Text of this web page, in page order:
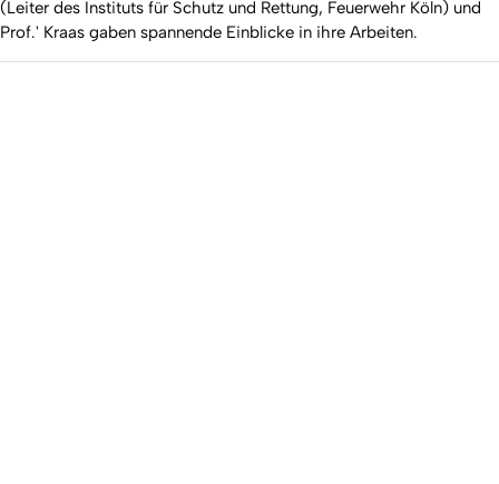
(Leiter des Instituts für Schutz und Rettung, Feuerwehr Köln) und
Prof.' Kraas gaben spannende Einblicke in ihre Arbeiten.